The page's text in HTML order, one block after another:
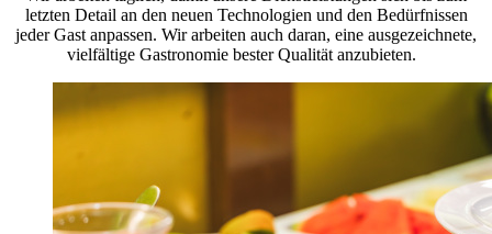
letzten Detail an den neuen Technologien und den Bedürfnissen
jeder Gast anpassen. Wir arbeiten auch daran, eine ausgezeichnete,
vielfältige Gastronomie bester Qualität anzubieten.